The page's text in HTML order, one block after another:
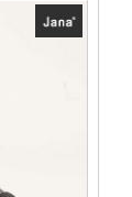
отпред